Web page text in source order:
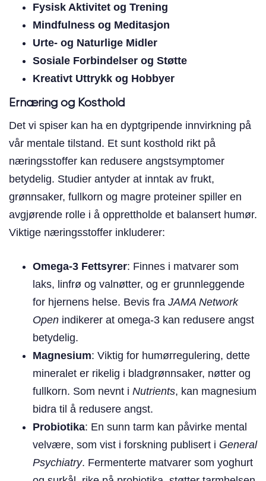
Fysisk Aktivitet og Trening
Mindfulness og Meditasjon
Urte- og Naturlige Midler
Sosiale Forbindelser og Støtte
Kreativt Uttrykk og Hobbyer
Ernæring og Kosthold
Det vi spiser kan ha en dyptgripende innvirkning på
vår mentale tilstand. Et sunt kosthold rikt på
næringsstoffer kan redusere angstsymptomer
betydelig. Studier antyder at inntak av frukt,
grønnsaker, fullkorn og magre proteiner spiller en
avgjørende rolle i å opprettholde et balansert humør.
Viktige næringsstoffer inkluderer:
Omega-3 Fettsyrer: Finnes i matvarer som
laks, linfrø og valnøtter, og er grunnleggende
for hjernens helse. Bevis fra JAMA Network
Open indikerer at omega-3 kan redusere angst
betydelig.
Magnesium: Viktig for humørregulering, dette
mineralet er rikelig i bladgrønnsaker, nøtter og
fullkorn. Som nevnt i Nutrients, kan magnesium
bidra til å redusere angst.
Probiotika: En sunn tarm kan påvirke mental
velvære, som vist i forskning publisert i General
Psychiatry. Fermenterte matvarer som yoghurt